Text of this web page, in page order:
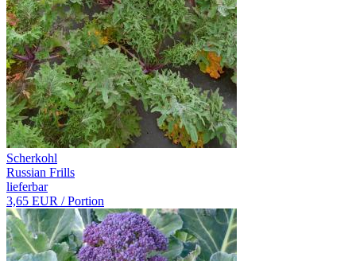
Scherkohl
Russian Frills
lieferbar
3,65 EUR / Portion